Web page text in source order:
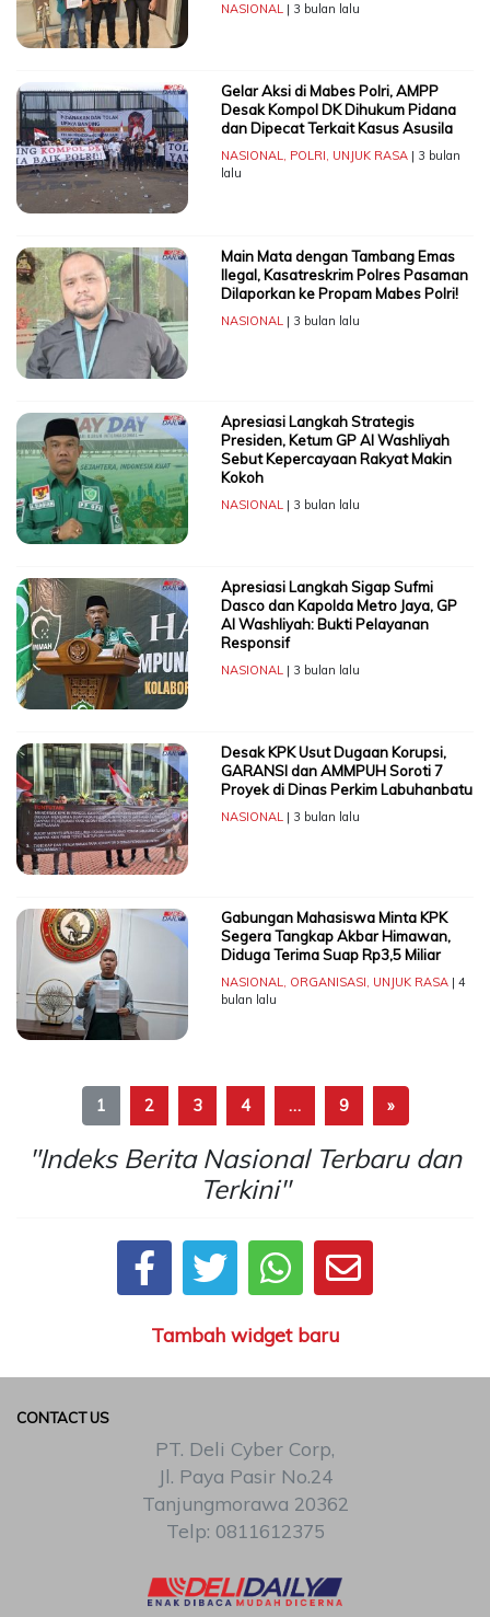
NASIONAL| 3 bulan lalu
Gelar Aksi di Mabes Polri, AMPP
Desak Kompol DK Dihukum Pidana
dan Dipecat Terkait Kasus Asusila
NASIONAL, POLRI, UNJUK RASA| 3 bulan
lalu
Main Mata dengan Tambang Emas
Ilegal, Kasatreskrim Polres Pasaman
Dilaporkan ke Propam Mabes Polri!
NASIONAL| 3 bulan lalu
Apresiasi Langkah Strategis
Presiden, Ketum GP Al Washliyah
Sebut Kepercayaan Rakyat Makin
Kokoh
NASIONAL| 3 bulan lalu
Apresiasi Langkah Sigap Sufmi
Dasco dan Kapolda Metro Jaya, GP
Al Washliyah: Bukti Pelayanan
Responsif
NASIONAL| 3 bulan lalu
Desak KPK Usut Dugaan Korupsi,
GARANSI dan AMMPUH Soroti 7
Proyek di Dinas Perkim Labuhanbatu
NASIONAL| 3 bulan lalu
Gabungan Mahasiswa Minta KPK
Segera Tangkap Akbar Himawan,
Diduga Terima Suap Rp3,5 Miliar
NASIONAL, ORGANISASI, UNJUK RASA| 4
bulan lalu
1 2 3 4 … 9 »
"Indeks Berita Nasional Terbaru dan
Terkini"
Tambah widget baru
CONTACT US
PT. Deli Cyber Corp,
Jl. Paya Pasir No.24
Tanjungmorawa 20362
Telp: 0811612375